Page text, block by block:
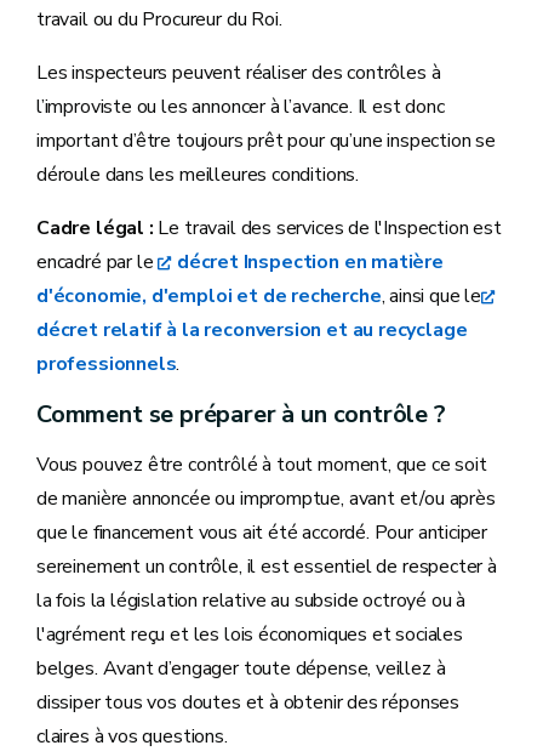
travail ou du Procureur du Roi.
Les inspecteurs peuvent réaliser des contrôles à
l’improviste ou les annoncer à l’avance. Il est donc
important d’être toujours prêt pour qu’une inspection se
déroule dans les meilleures conditions.
Cadre légal : Le travail des services de l'Inspection est
encadré par le
décret Inspection en matière
d'économie, d'emploi et de recherche, ainsi que le
décret relatif à la reconversion et au recyclage
professionnels.
Comment se préparer à un contrôle ?
Vous pouvez être contrôlé à tout moment, que ce soit
de manière annoncée ou impromptue, avant et/ou après
que le financement vous ait été accordé. Pour anticiper
sereinement un contrôle, il est essentiel de respecter à
la fois la législation relative au subside octroyé ou à
l'agrément reçu et les lois économiques et sociales
belges. Avant d’engager toute dépense, veillez à
dissiper tous vos doutes et à obtenir des réponses
claires à vos questions.